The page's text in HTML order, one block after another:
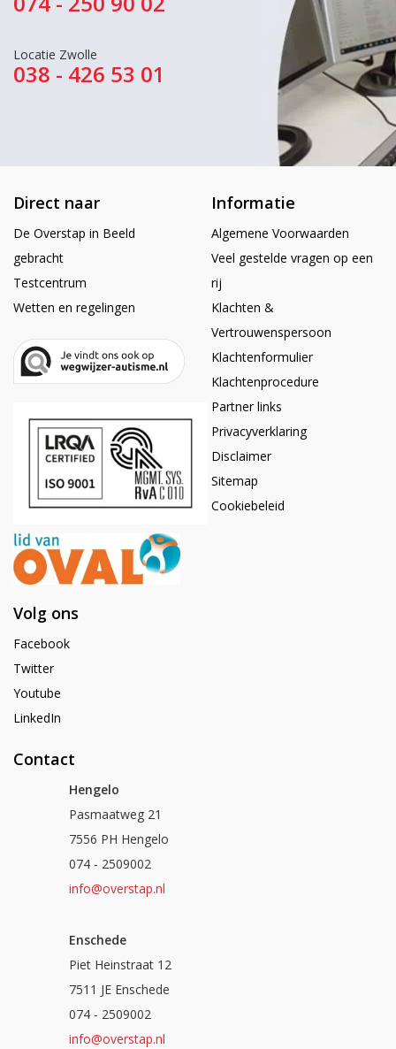
Locatie Zwolle
038 - 426 53 01
Direct naar
De Overstap in Beeld
gebracht
Testcentrum
Wetten en regelingen
Informatie
Algemene Voorwaarden
Veel gestelde vragen op een
rij
Klachten &
Vertrouwenspersoon
Klachtenformulier
Klachtenprocedure
Partner links
Privacyverklaring
Disclaimer
Sitemap
Cookiebeleid
Volg ons
Facebook
Twitter
Youtube
LinkedIn
Contact
Hengelo
Pasmaatweg 21
7556 PH Hengelo
074 - 2509002
info@overstap.nl
Enschede
Piet Heinstraat 12
7511 JE Enschede
074 - 2509002
info@overstap.nl